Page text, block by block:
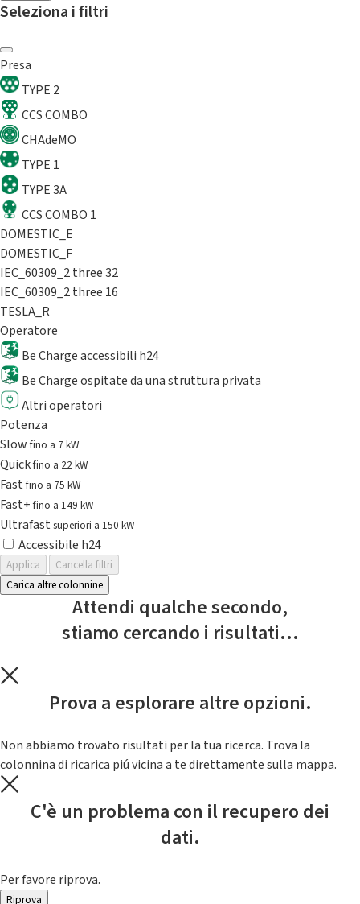
Seleziona i filtri
Presa
TYPE 2
CCS COMBO
CHAdeMO
TYPE 1
TYPE 3A
CCS COMBO 1
DOMESTIC_E
DOMESTIC_F
IEC_60309_2 three 32
IEC_60309_2 three 16
TESLA_R
Operatore
Be Charge accessibili h24
Be Charge ospitate da una struttura privata
Altri operatori
Potenza
Slowfino a 7 kW
Quickfino a 22 kW
Fastfino a 75 kW
Fast+fino a 149 kW
Ultrafast superiori a 150 kW
Accessibile h24
Applica
Cancella filtri
Carica altre colonnine
Attendi qualche secondo,
stiamo cercando i risultati...
Prova a esplorare altre opzioni.
Non abbiamo trovato risultati per la tua ricerca. Trova la
colonnina di ricarica piú vicina a te direttamente sulla mappa.
C'è un problema con il recupero dei
dati.
Per favore riprova.
Riprova